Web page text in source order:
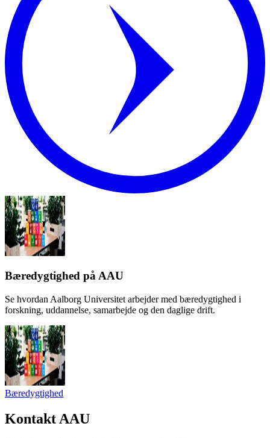
Bæredygtighed på AAU
Se hvordan Aalborg Universitet arbejder med bæredygtighed i
forskning, uddannelse, samarbejde og den daglige drift.
Bæredygtighed
Kontakt AAU